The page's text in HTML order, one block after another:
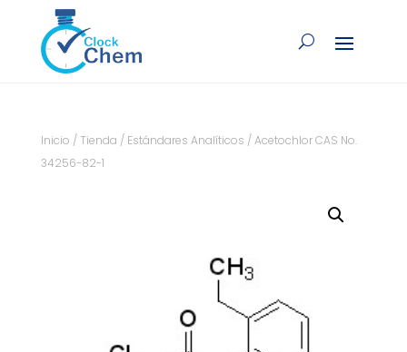
Inicio / Tienda / Estándares Analíticos / Acetochlor CAS No.
34256-82-1